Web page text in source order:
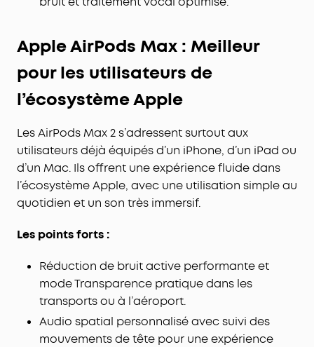
Apple AirPods Max : Meilleur
pour les utilisateurs de
l’écosystème Apple
Les AirPods Max 2 s’adressent surtout aux
utilisateurs déjà équipés d’un iPhone, d’un iPad ou
d’un Mac. Ils offrent une expérience fluide dans
l’écosystème Apple, avec une utilisation simple au
quotidien et un son très immersif.
Les points forts :
Réduction de bruit active performante et
mode Transparence pratique dans les
transports ou à l’aéroport.
Audio spatial personnalisé avec suivi des
mouvements de tête pour une expérience